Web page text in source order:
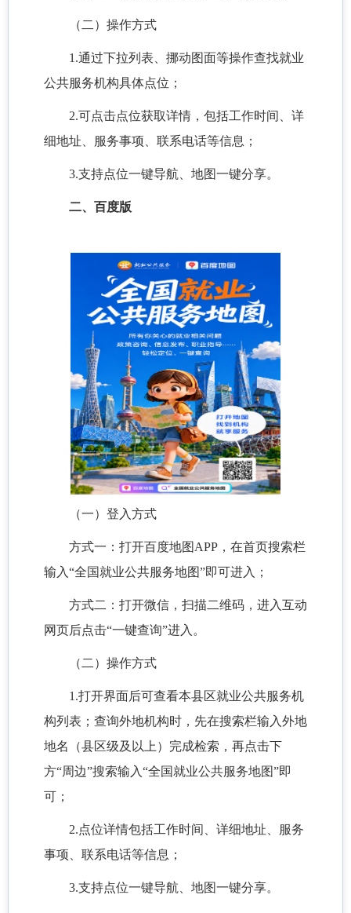
（二）操作方式
1.通过下拉列表、挪动图面等操作查找就业
公共服务机构具体点位；
2.可点击点位获取详情，包括工作时间、详
细地址、服务事项、联系电话等信息；
3.支持点位一键导航、地图一键分享。
二、百度版
（一）登入方式
方式一：打开百度地图APP，在首页搜索栏
输入“全国就业公共服务地图”即可进入；
方式二：打开微信，扫描二维码，进入互动
网页后点击“一键查询”进入。
（二）操作方式
1.打开界面后可查看本县区就业公共服务机
构列表；查询外地机构时，先在搜索栏输入外地
地名（县区级及以上）完成检索，再点击下
方“周边”搜索输入“全国就业公共服务地图”即
可；
2.点位详情包括工作时间、详细地址、服务
事项、联系电话等信息；
3.支持点位一键导航、地图一键分享。